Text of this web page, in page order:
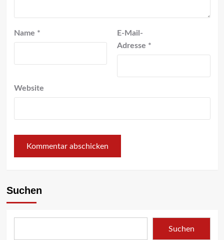
Name *
E-Mail-
Adresse *
Website
Suchen
Suchen